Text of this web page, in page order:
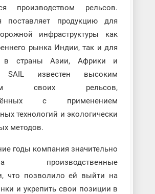
производством рельсов.
поставляет продукцию для
инфраструктуры как
рынка Индии, так и для
в страны Азии, Африки и
SAIL известен высоким
своих рельсов,
с применением
технологий и экологически
методов.
годы компания значительно
производственные
что позволило ей выйти на
и укрепить свои позиции в